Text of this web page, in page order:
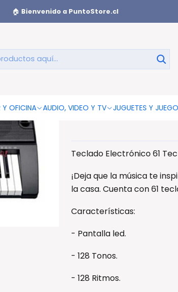
Y OFICINA AUDIO, VIDEO Y TV JUGUETES Y
🏠 Bienvenido a PuntoStore.cl
61 Teclas Y 128 Tonos + Micrófono - Ps
Teclado
Teclado Electrónico 61
¡Deja que la música te
la casa. Cuenta con 61
Características:
- Pantalla led.
- 128 Tonos.
- 128 Ritmos.